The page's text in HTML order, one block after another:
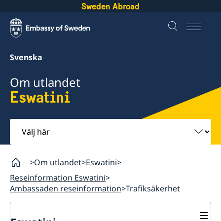
Sweden Abroad
Svenska
Om utlandet
Eswatini
Välj
här
Om utlandet Eswatini
Reseinformation Eswatini
Ambassaden reseinformation Trafiksäkerhet